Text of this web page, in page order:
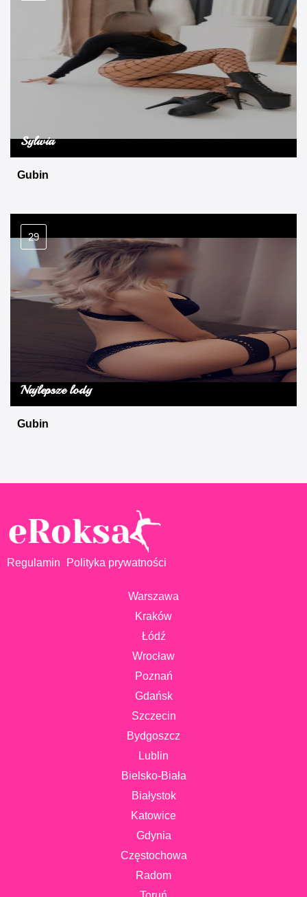
Sylwia
Gubin
29
Najlepsze lody
Gubin
Regulamin Polityka prywatności
Warszawa
Kraków
Łódź
Wrocław
Poznań
Gdańsk
Szczecin
Bydgoszcz
Lublin
Bielsko-Biała
Białystok
Katowice
Gdynia
Częstochowa
Radom